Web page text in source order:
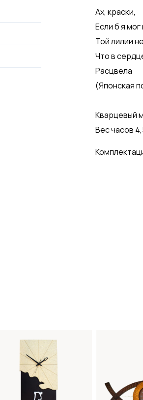
Ах, краски,
Если б я
Той лилии
Что в
Расцвела
(Японская
Кварцевый
Вес часов